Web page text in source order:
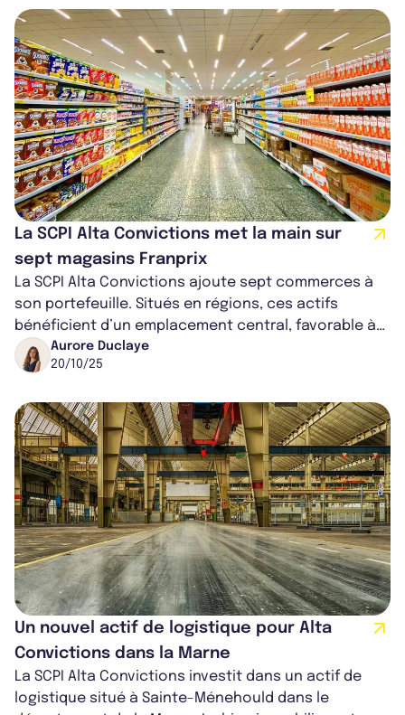
La SCPI Alta Convictions met la main sur
sept magasins Franprix
La SCPI Alta Convictions ajoute sept commerces à
son portefeuille. Situés en régions, ces actifs
bénéficient d’un emplacement central, favorable à
l’installation de commerces de pr...
Aurore Duclaye
20/10/25
Un nouvel actif de logistique pour Alta
Convictions dans la Marne
La SCPI Alta Convictions investit dans un actif de
logistique situé à Sainte-Ménehould dans le